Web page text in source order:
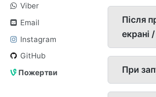
Viber
Email
Instagram
GitHub
Пожертви
Після
екрані
При